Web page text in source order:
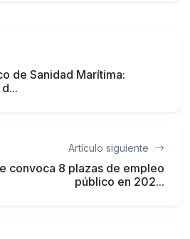
de Sanidad Marítima:
Artículo siguiente
convoca 8 plazas de empleo
público en 202...